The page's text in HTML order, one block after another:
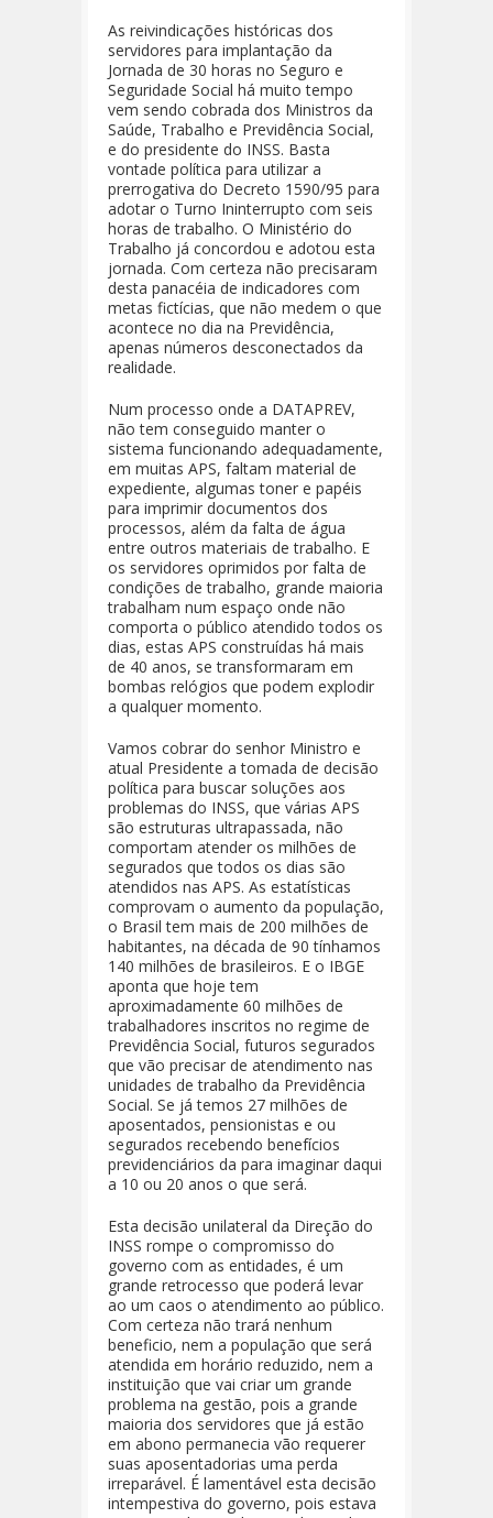
As reivindicações históricas dos
servidores para implantação da
Jornada de 30 horas no Seguro e
Seguridade Social há muito tempo
vem sendo cobrada dos Ministros da
Saúde, Trabalho e Previdência Social,
e do presidente do INSS. Basta
vontade política para utilizar a
prerrogativa do Decreto 1590/95 para
adotar o Turno Ininterrupto com seis
horas de trabalho. O Ministério do
Trabalho já concordou e adotou esta
jornada. Com certeza não precisaram
desta panacéia de indicadores com
metas fictícias, que não medem o que
acontece no dia na Previdência,
apenas números desconectados da
realidade.
Num processo onde a DATAPREV,
não tem conseguido manter o
sistema funcionando adequadamente,
em muitas APS, faltam material de
expediente, algumas toner e papéis
para imprimir documentos dos
processos, além da falta de água
entre outros materiais de trabalho. E
os servidores oprimidos por falta de
condições de trabalho, grande maioria
trabalham num espaço onde não
comporta o público atendido todos os
dias, estas APS construídas há mais
de 40 anos, se transformaram em
bombas relógios que podem explodir
a qualquer momento.
Vamos cobrar do senhor Ministro e
atual Presidente a tomada de decisão
política para buscar soluções aos
problemas do INSS, que várias APS
são estruturas ultrapassada, não
comportam atender os milhões de
segurados que todos os dias são
atendidos nas APS. As estatísticas
comprovam o aumento da população,
o Brasil tem mais de 200 milhões de
habitantes, na década de 90 tínhamos
140 milhões de brasileiros. E o IBGE
aponta que hoje tem
aproximadamente 60 milhões de
trabalhadores inscritos no regime de
Previdência Social, futuros segurados
que vão precisar de atendimento nas
unidades de trabalho da Previdência
Social. Se já temos 27 milhões de
aposentados, pensionistas e ou
segurados recebendo benefícios
previdenciários da para imaginar daqui
a 10 ou 20 anos o que será.
Esta decisão unilateral da Direção do
INSS rompe o compromisso do
governo com as entidades, é um
grande retrocesso que poderá levar
ao um caos o atendimento ao público.
Com certeza não trará nenhum
beneficio, nem a população que será
atendida em horário reduzido, nem a
instituição que vai criar um grande
problema na gestão, pois a grande
maioria dos servidores que já estão
em abono permanecia vão requerer
suas aposentadorias uma perda
irreparável. É lamentável esta decisão
intempestiva do governo, pois estava